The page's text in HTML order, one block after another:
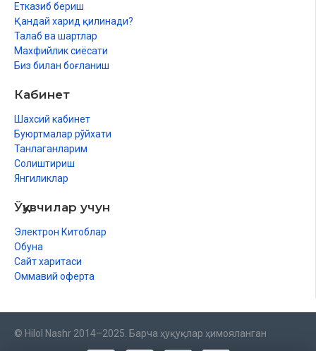
Етказиб бериш
Қандай харид қилинади?
Талаб ва шартлар
Махфийлик сиёсати
Биз билан боғланиш
Кабинет
Шахсий кабинет
Буюртмалар рўйхати
Танлаганларим
Солиштириш
Янгиликлар
Ўқувчилар учун
Электрон Китоблар
Обуна
Сайт харитаси
Оммавий оферта
© Hilol Nashr 2014–2025. Барча ҳуқуқлар ҳимояланган